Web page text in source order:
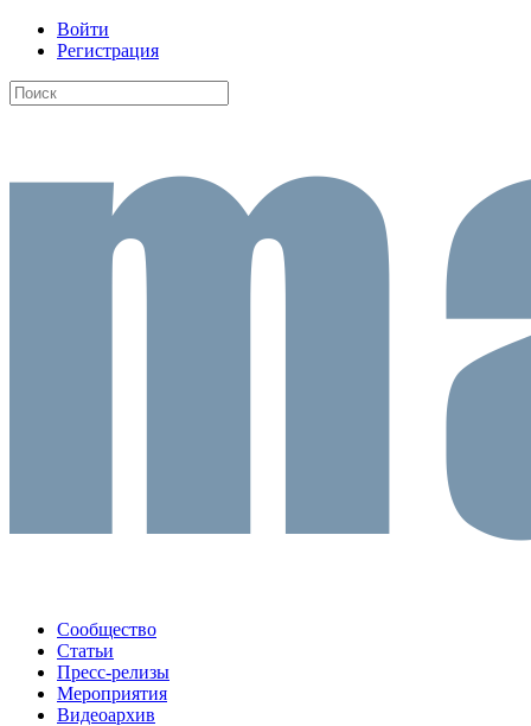
Войти
Регистрация
Сообщество
Статьи
Пресс-релизы
Мероприятия
Видеоархив